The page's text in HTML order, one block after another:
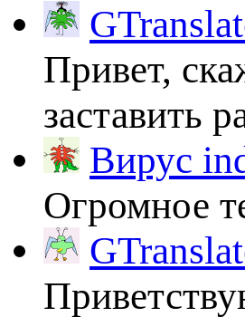
Привет,
заставить
Вирус
Огромное